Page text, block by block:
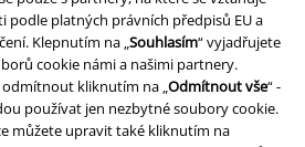
platných právních předpisů EU a
Klepnutím na „Souhlasím“ vyjadřujete
cookie námi a našimi partnery.
kliknutím na „Odmítnout vše“ -
používat jen nezbytné soubory cookie.
můžete upravit také kliknutím na
životního prostředí